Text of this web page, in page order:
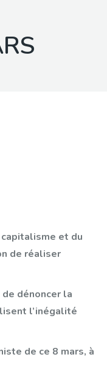
et du
de réaliser
dénoncer la
l’inégalité
de ce 8 mars, à